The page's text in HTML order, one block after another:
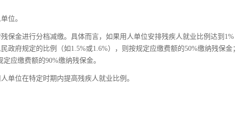
位。
保金进行分档减缴。具体而言，如果用人单位安排残疾人就业比例达到1%
政府规定的比例（如1.5%或1.6%），则按规定应缴费额的50%缴纳残保金；
应缴费额的90%缴纳残保金。
单位在特定时期内提高残疾人就业比例。